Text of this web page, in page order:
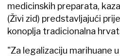
medicinskih preparata,
(Živi zid) predstavljajući
konoplja tradicionalna
"Za legalizaciju marihuane